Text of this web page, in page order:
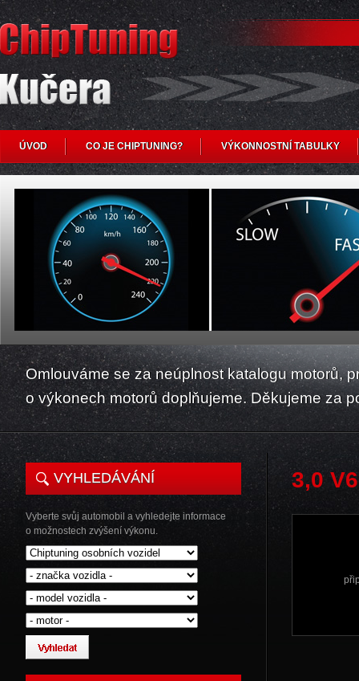
ÚVOD CO JE CHIPTUNING? VÝKONNOSTNÍ TABULKY
Omlouváme se za neúplnost katalogu motorů,
o výkonech motorů doplňujeme. Děkujeme za
VYHLEDÁVÁNÍ
Vyberte svůj automobil a vyhledejte informace
o možnostech zvýšení výkonu.
3,0